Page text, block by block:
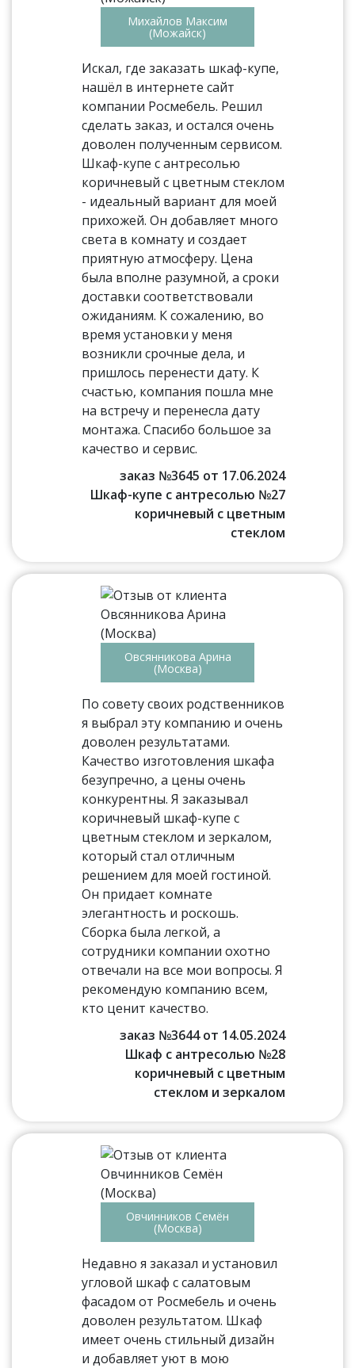
Михайлов Максим
(Можайск)
Искал, где заказать шкаф-купе,
нашёл в интернете сайт
компании Росмебель. Решил
сделать заказ, и остался очень
доволен полученным сервисом.
Шкаф-купе с антресолью
коричневый с цветным стеклом
- идеальный вариант для моей
прихожей. Он добавляет много
света в комнату и создает
приятную атмосферу. Цена
была вполне разумной, а сроки
доставки соответствовали
ожиданиям. К сожалению, во
время установки у меня
возникли срочные дела, и
пришлось перенести дату. К
счастью, компания пошла мне
на встречу и перенесла дату
монтажа. Спасибо большое за
качество и сервис.
заказ №3645 от 17.06.2024
Шкаф-купе с антресолью №27
коричневый с цветным
стеклом
Овсянникова Арина
(Москва)
По совету своих родственников
я выбрал эту компанию и очень
доволен результатами.
Качество изготовления шкафа
безупречно, а цены очень
конкурентны. Я заказывал
коричневый шкаф-купе с
цветным стеклом и зеркалом,
который стал отличным
решением для моей гостиной.
Он придает комнате
элегантность и роскошь.
Сборка была легкой, а
сотрудники компании охотно
отвечали на все мои вопросы. Я
рекомендую компанию всем,
кто ценит качество.
заказ №3644 от 14.05.2024
Шкаф с антресолью №28
коричневый с цветным
стеклом и зеркалом
Овчинников Семён
(Москва)
Недавно я заказал и установил
угловой шкаф с салатовым
фасадом от Росмебель и очень
доволен результатом. Шкаф
имеет очень стильный дизайн
и добавляет уют в мою